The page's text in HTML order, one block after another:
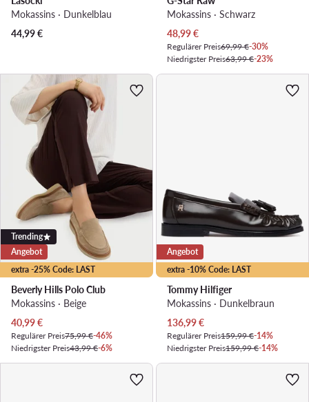
Mokassins · Dunkelblau
44,99€
Mokassins · Schwarz
Aktueller Preis
48,99€
Regulärer Preis69,99 €-30%
Niedrigster Preis63,99 €-23%
extra -25% Code: LAST
Trending
Angebot
Beverly Hills Polo Club
Mokassins · Beige
Aktueller Preis
40,99€
Regulärer Preis75,99 €-46%
Niedrigster Preis43,99 €-6%
extra -10% Code: LAST
Angebot
Tommy Hilfiger
Mokassins · Dunkelbraun
Aktueller Preis
136,99€
Regulärer Preis159,99 €-14%
Niedrigster Preis159,99 €-14%